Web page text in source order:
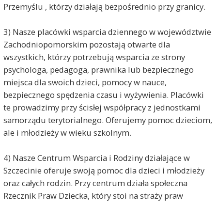
Przemyślu , którzy działają bezpośrednio przy granicy.
3) Nasze placówki wsparcia dziennego w województwie
Zachodniopomorskim pozostają otwarte dla
wszystkich, którzy potrzebują wsparcia ze strony
psychologa, pedagoga, prawnika lub bezpiecznego
miejsca dla swoich dzieci, pomocy w nauce,
bezpiecznego spędzenia czasu i wyżywienia. Placówki
te prowadzimy przy ścisłej współpracy z jednostkami
samorządu terytorialnego. Oferujemy pomoc dzieciom,
ale i młodzieży w wieku szkolnym.
4) Nasze Centrum Wsparcia i Rodziny działające w
Szczecinie oferuje swoją pomoc dla dzieci i młodzieży
oraz całych rodzin. Przy centrum działa społeczna
Rzecznik Praw Dziecka, który stoi na straży praw